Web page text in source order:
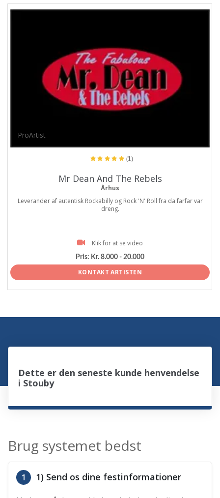
ProArtist
(1)
Mr Dean And The Rebels
Århus
Leverandør af autentisk Rockabilly og Rock 'N' Roll fra da farfar var
dreng.
Klik for at se video
Pris: Kr. 8.000 - 20.000
KONTAKT ARTISTEN
Dette er den seneste kunde henvendelse
i Stouby
Brug systemet bedst
1 1) Send os dine festinformationer